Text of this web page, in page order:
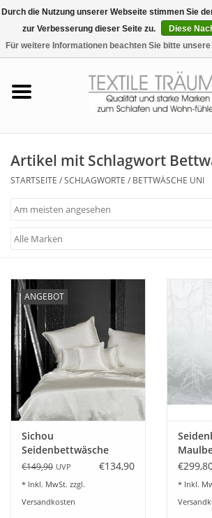
Tag & Nachtwäsche
Haus-Bademäntel
Plaids, Decken, Kissen
Mode & Accessoires
Edles aus Cashmere
Tisch & Küche
Kinder
Artikel mit Schlagwort
STARTSEITE /SCHLAGWORTE / BETTWÄSCHE UNI
ANGEBOT
Sichou
Seidenbettwäsche
Satin white Uni 100%
€149,90 UVP €134,90
* Inkl. MwSt. zzgl.
Versandkosten
* Inkl.
Durch die Nutzung unserer Webseite stimmen Sie
zur Verbesserung dieser Seite zu.
Diese
Für weitere Informationen beachten Sie bitte